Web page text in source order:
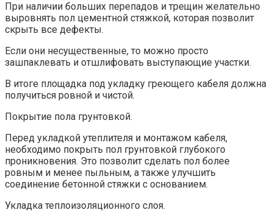
При наличии больших перепадов и трещин желательно
выровнять пол цементной стяжкой, которая позволит
скрыть все дефекты.
Если они несущественные, то можно просто
зашпаклевать и отшлифовать выступающие участки.
В итоге площадка под укладку греющего кабеля должна
получиться ровной и чистой.
Покрытие пола грунтовкой.
Перед укладкой утеплителя и монтажом кабеля,
необходимо покрыть пол грунтовкой глубокого
проникновения. Это позволит сделать пол более
ровным и менее пыльным, а также улучшить
соединение бетонной стяжки с основанием.
Укладка теплоизоляционного слоя.